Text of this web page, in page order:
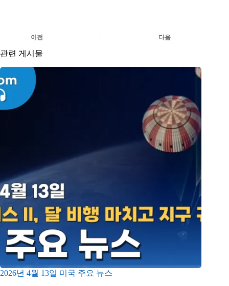
이전 다음
관련 게시물
2026년 4월 13일 미국 주요 뉴스